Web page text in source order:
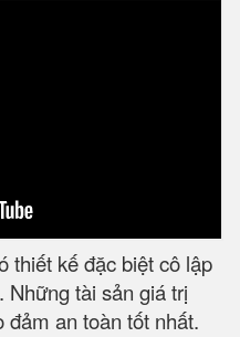
thiết kế đặc biệt cô lập
tài sản giá trị
đảm an toàn tốt nhất.